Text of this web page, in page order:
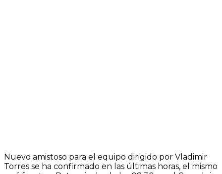
Nuevo amistoso para el equipo dirigido por Vladimir
Torres se ha confirmado en las últimas horas, el mismo